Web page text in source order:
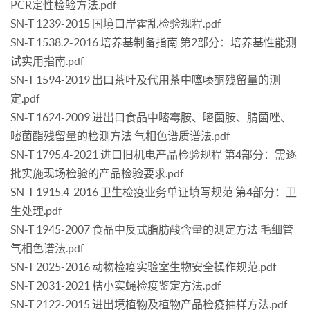
PCR定性检验方法.pdf
SN-T 1239-2015 国境口岸霍乱检验规程.pdf
SN-T 1538.2-2016 培养基制备指南 第2部分：培养基性能测
试实用指南.pdf
SN-T 1594-2019 出口茶叶及代用茶中噻嗪酮残留量的测
定.pdf
SN-T 1624-2009 进出口食品中嘧霉胺、嘧菌胺、腈菌唑、
嘧菌酯残留量的检测方法 气相色谱质谱法.pdf
SN-T 1795.4-2021 进口旧机电产品检验规程 第4部分：需逐
批实施现场检验的产品检验要求.pdf
SN-T 1915.4-2016 卫生检疫业务单证填写规范 第4部分：卫
生处理.pdf
SN-T 1945-2007 食品中反式脂肪酸含量的测定方法 毛细管
气相色谱法.pdf
SN-T 2025-2016 动物检疫实验室生物安全操作规范.pdf
SN-T 2031-2021 桔小实蝇检疫鉴定方法.pdf
SN-T 2122-2015 进出境植物及植物产品检疫抽样方法.pdf